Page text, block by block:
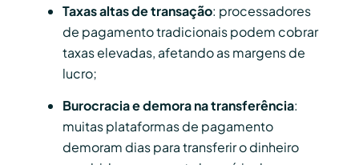
Taxas altas de transação: processadores
de pagamento tradicionais podem cobrar
taxas elevadas, afetando as margens de
lucro;
Burocracia e demora na transferência:
muitas plataformas de pagamento
demoram dias para transferir o dinheiro